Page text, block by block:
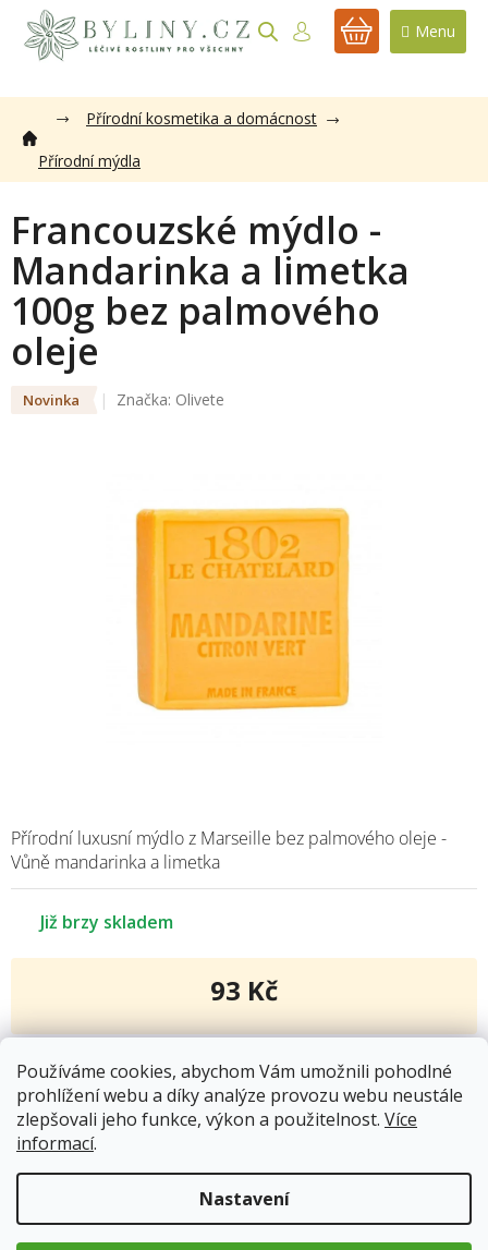
Používáme cookies, abychom Vám umožnili pohodlné
prohlížení webu a díky analýze provozu webu neustále
zlepšovali jeho funkce, výkon a použitelnost. Více
informací.
Nastavení
obsah
NÁKUPNÍ
Přírodní kosmetika a domácnost
Přírodní mýdla
Francouzské mýdlo -
Mandarinka a limetka
100g bez palmového
oleje
Novinka Značka: Olivete
Již brzy skladem
Přírodní luxusní mýdlo z Marseille bez palmového oleje -
Vůně mandarinka a limetka
Kód produktu:
8666
Kategorie:
Přírodní mýdla
Hmotnost:
0.1 kg
Položka byla vyprodána…
93 Kč
cena: